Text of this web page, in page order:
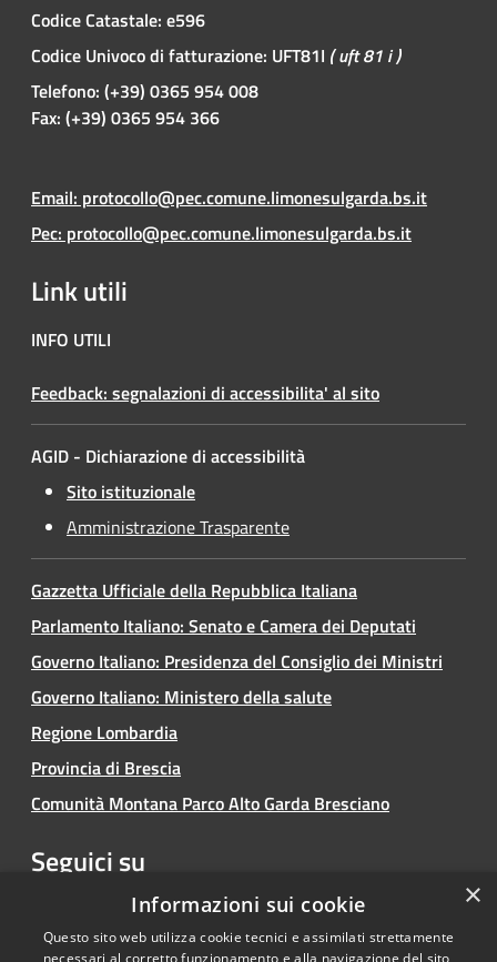
Codice Catastale: e596
Codice Univoco di fatturazione: UFT81I ( uft 81 i )
Telefono: (+39) 0365 954 008
Fax: (+39) 0365 954 366
Email: protocollo@pec.comune.limonesulgarda.bs.it
Pec: protocollo@pec.comune.limonesulgarda.bs.it
Link utili
INFO UTILI
Feedback: segnalazioni di accessibilita' al sito
AGID - Dichiarazione di accessibilità
Sito istituzionale
Amministrazione Trasparente
Gazzetta Ufficiale della Repubblica Italiana
Parlamento Italiano: Senato e Camera dei Deputati
Governo Italiano: Presidenza del Consiglio dei Ministri
Governo Italiano: Ministero della salute
Regione Lombardia
Provincia di Brescia
Comunità Montana Parco Alto Garda Bresciano
Seguici su
FacebookYoutubeInstagram ×
Informazioni sui cookie
Questo sito web utilizza cookie tecnici e assimilati strettamente
necessari al corretto funzionamento e alla navigazione del sito,